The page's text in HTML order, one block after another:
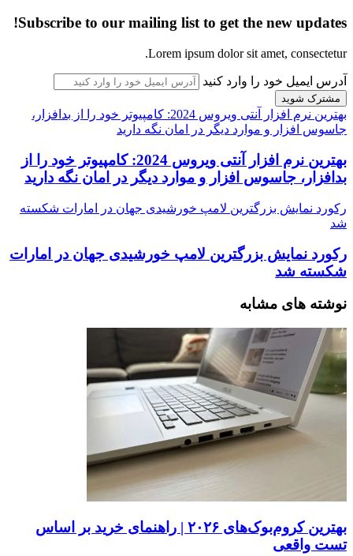
Subscribe to our mailing list to get the new updates!
Lorem ipsum dolor sit amet, consectetur.
آدرس ایمیل خود را وارد کنید
بهترین نرم افزار آنتی ویروس 2024: کامپیوتر خود را از بدافزار،
جاسوس افزار و موارد دیگر در امان نگه دارید
بهترین نرم افزار آنتی ویروس 2024: کامپیوتر خود را از
بدافزار، جاسوس افزار و موارد دیگر در امان نگه دارید
رکورد نمایش بزرگترین لامپ خورشیدی جهان در امارات شکسته
شد
رکورد نمایش بزرگترین لامپ خورشیدی جهان در امارات
شکسته شد
نوشته های مشابه
بهترین کروم‌بوک‌های ۲۰۲۶ | راهنمای خرید بر اساس
تست واقعی